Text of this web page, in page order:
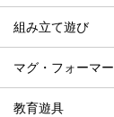
組み立て遊び
マグ・フォーマー
教育遊具